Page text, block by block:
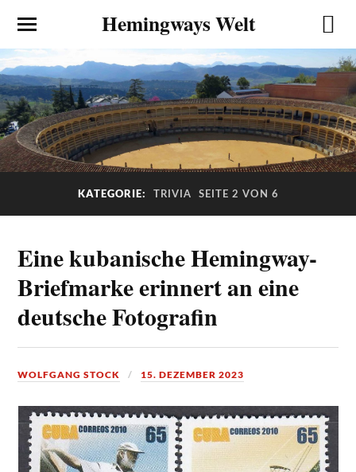
Hemingways Welt
KATEGORIE: TRIVIA SEITE 2 VON 6
Eine kubanische Hemingway-
Briefmarke erinnert an eine
deutsche Fotografin
WOLFGANG STOCK 15. DEZEMBER 2023